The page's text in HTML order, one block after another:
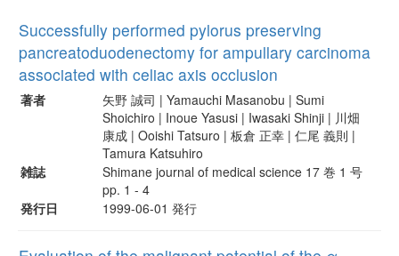
Successfully performed pylorus preserving
pancreatoduodenectomy for ampullary carcinoma
associated with celiac axis occlusion
著者
矢野 誠司 | Yamauchi Masanobu | Sumi
Shoichiro | Inoue Yasusi | Iwasaki Shinji | 川畑
康成 | Ooishi Tatsuro | 板倉 正幸 | 仁尾 義則 |
Tamura Katsuhiro
雑誌
Shimane journal of medical science 17 巻 1 号
pp. 1 - 4
発行日
1999-06-01 発行